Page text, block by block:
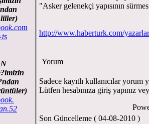
"Asker gelenekçi yapısının
http://www.haberturk.com/
Yorum
Sadece kayıtlı kullanıcılar yorum
Lütfen hesabınıza giriş yapınız
Son Güncelleme ( 04-08-2010 )